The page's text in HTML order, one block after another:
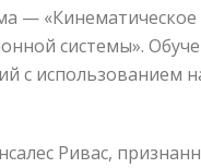
—
системы».
с использованием
Ривас,